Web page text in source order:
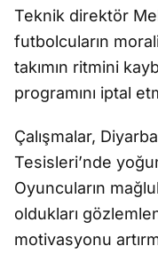
Teknik direktör
futbolcuların
takımın ritmini
programını iptal
Çalışmalar,
Tesisleri’nde yoğ
Oyuncuların mağ
oldukları g
motivasyonu art